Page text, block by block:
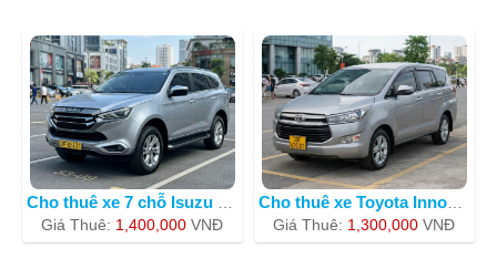
Giá Thuê: 1,400,000 VNÐ
Giá Thuê: 1,300,000 VNÐ